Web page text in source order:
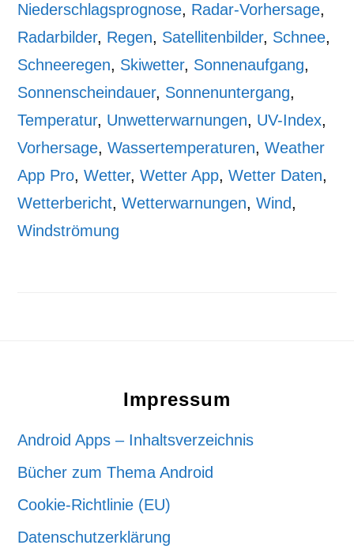
Niederschlagsprognose, Radar-Vorhersage,
Radarbilder, Regen, Satellitenbilder, Schnee,
Schneeregen, Skiwetter, Sonnenaufgang,
Sonnenscheindauer, Sonnenuntergang,
Temperatur, Unwetterwarnungen, UV-Index,
Vorhersage,Wassertemperaturen,Weather
App Pro,Wetter,Wetter App,Wetter Daten,
Wetterbericht,Wetterwarnungen,Wind,
Windströmung
Impressum
Android Apps – Inhaltsverzeichnis
Bücher zum Thema Android
Cookie-Richtlinie (EU)
Datenschutzerklärung